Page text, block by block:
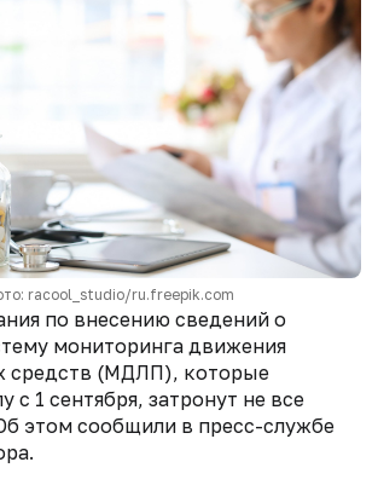
racool_studio/ru.freepik.com
по внесению сведений о
мониторинга движения
средств (МДЛП), которые
с 1 сентября, затронут не все
этом сообщили в пресс-службе